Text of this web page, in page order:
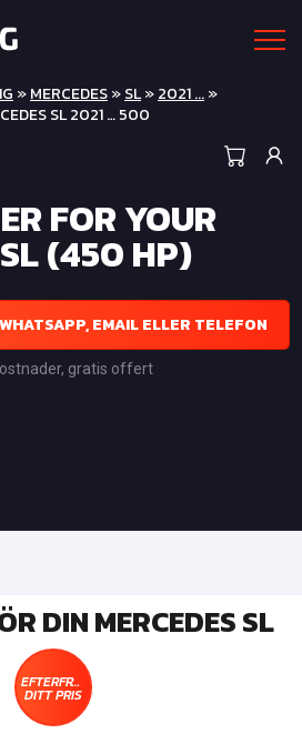
»MERCEDES»SL»2021 ...»
SL 2021 … 500
FOR YOUR
SL (450 HP)
EMAIL ELLER TELEFON
gratis offert
DIN MERCEDES SL
EFTERFRÅGA
DITT PRIS